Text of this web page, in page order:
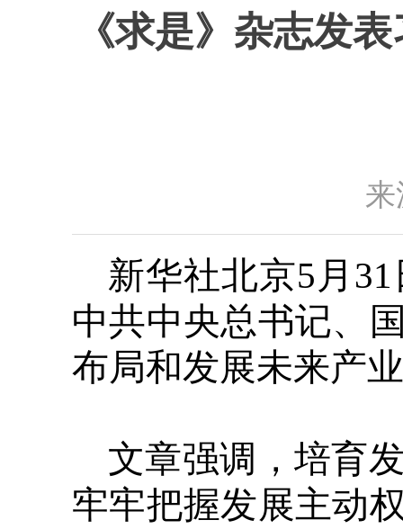
《求是》杂志发
新华社北京5月
中共中央总书记、
布局和发展未来产
文章强调，培育
牢牢把握发展主动